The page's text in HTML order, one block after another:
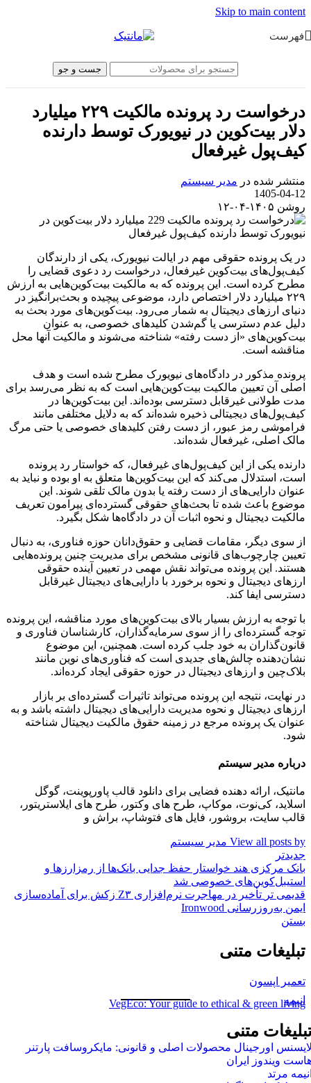
Skip to main content
فهرست
جست و جو
درخواست رد پرونده مالکیت ۲۲۹ میلیارد
دلار بیت‌کوین در نیویورک توسط دارنده
کیف‌پول غیرفعال
منتشر شده در مدیر سیستم
1405-04-12
روشن ۱۴۰۵-۰۴-۱۲
در یک پرونده حقوقی مهم در ایالت نیویورک، یکی از دارندگان
کیف‌پول‌های بیت‌کوین غیرفعال، درخواست رد دعوی قضایی را
مطرح کرده است. این پرونده که به مالکیت بیت‌کوین‌هایی به ارزش
۲۲۹ میلیارد دلار اختصاص دارد، موضوعی پیچیده و بحث‌برانگیز در
دنیای ارزهای دیجیتال به شمار می‌رود. بیت‌کوین‌های مورد بحث به
دلیل عدم دسترسی یا گم‌شدن کلیدهای خصوصی، به عنوان
بیت‌کوین‌های «از دست رفته» شناخته می‌شوند و مالکیت آنها محل
مناقشه است.
پرونده مذکور در دادگاه‌های نیویورک مطرح شده است و هدف
اصلی آن تعیین مالکیت بیت‌کوین‌هایی است که به نظر می‌رسد برای
مدت طولانی غیرقابل دسترسی بوده‌اند. این بیت‌کوین‌ها در
کیف‌پول‌های دیجیتالی ذخیره شده‌اند که به دلایل مختلفی مانند
فراموشی رمز عبور، از دست رفتن کلیدهای خصوصی یا حتی مرگ
مالک اصلی، غیرفعال شده‌اند.
دارنده یکی از این کیف‌پول‌های غیرفعال، که خواستار رد پرونده
است، استدلال می‌کند که این بیت‌کوین‌ها متعلق به او بوده و نباید به
عنوان دارایی‌های از دست رفته یا بدون مالک تلقی شوند. این
موضوع باعث شده تا بحث‌های حقوقی گسترده‌ای پیرامون تعریف
مالکیت دیجیتال و نحوه اثبات آن در دادگاه‌ها شکل بگیرد.
از سوی دیگر، مقامات قضایی و حقوق‌دانان حوزه فناوری، به دنبال
تعیین چارچوب‌های قانونی مشخص برای مدیریت چنین پرونده‌هایی
هستند. این پرونده می‌تواند نقش مهمی در تعیین آینده حقوقی
ارزهای دیجیتال و نحوه برخورد با دارایی‌های دیجیتال غیرقابل
دسترسی ایفا کند.
با توجه به ارزش بسیار بالای بیت‌کوین‌های مورد مناقشه، این پرونده
توجه گسترده‌ای را از سوی سرمایه‌گذاران، کارشناسان فناوری و
قانون‌گذاران به خود جلب کرده است. همچنین، این موضوع
نشان‌دهنده چالش‌های جدیدی است که فناوری‌های نوین مانند
بلاک‌چین و ارزهای دیجیتال در حوزه حقوقی ایجاد کرده‌اند.
در نهایت، نتیجه این پرونده می‌تواند تاثیرات گسترده‌ای بر بازار
ارزهای دیجیتال و نحوه مدیریت دارایی‌های دیجیتال داشته باشد و به
عنوان یک پرونده مرجع در زمینه حقوق مالکیت دیجیتال شناخته
شود.
درباره مدیر سیستم
مانتیک، ارائه دهنده فضایی برای دانلود قالب پاورپوینت، گوگل
اسلاید، کی‌نوت، موکاپ، طرح های وکتور، طرح های ایلاستریتور،
قالب سایت، بروشور، فایل های فتوشاپ، براش و
View all posts by مدیر سیستم
جدیدتر
بانک مرکزی هند خواستار حفظ جدایی بانک‌ها از رمزارزها و
استیبل‌کوین‌های خصوصی شد
قدیمی تر
تأخیر در مهاجرت نرم‌افزاری Z۳ زکش برای آماده‌سازی
ایمن به‌روزرسانی Ironwood
بستن
تبلیغات متنی
تعمیر اپسون
VegEco: Your guide to ethical & green living
انیمه
متنی
اورجینال محصولات اصلی و قانونی: مایکروسافت پارتنر
ویندوز ایران
مرتد